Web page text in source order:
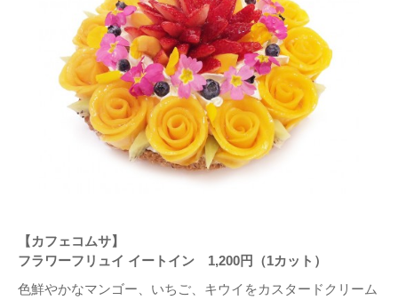
【カフェコムサ】
フラワーフリュイ イートイン 1,200円（1カット）
色鮮やかなマンゴー、いちご、キウイをカスタードクリーム